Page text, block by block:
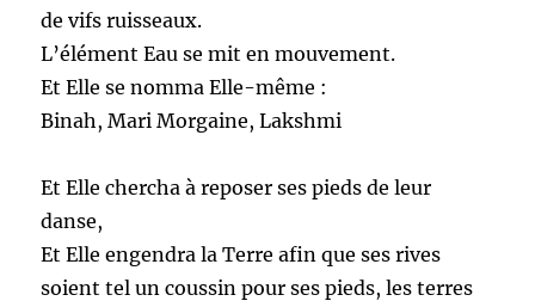
de vifs ruisseaux.
L’élément Eau se mit en mouvement.
Et Elle se nomma Elle-même :
Binah, Mari Morgaine, Lakshmi
Et Elle chercha à reposer ses pieds de leur
danse,
Et Elle engendra la Terre afin que ses rives
soient tel un coussin pour ses pieds, les terres